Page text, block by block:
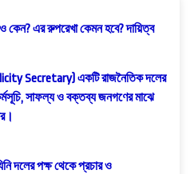
কেন? এর রুপরেখা কেমন হবে? দায়িত্ব
Secretary) একটি রাজনৈতিক দলের
সাফল্য ও বক্তব্য জনগণের মাঝে
দলের পক্ষ থেকে প্রচার ও